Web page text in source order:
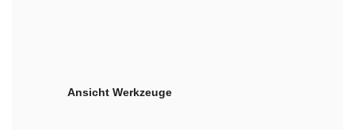
Ansicht Werkzeuge